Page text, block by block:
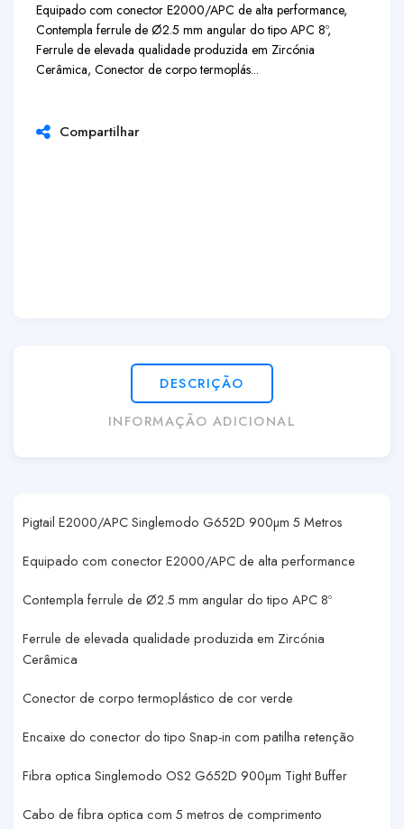
Equipado com conector E2000/APC de alta performance,
Contempla ferrule de Ø2.5 mm angular do tipo APC 8º,
Ferrule de elevada qualidade produzida em Zircónia
Cerâmica, Conector de corpo termoplás...
Compartilhar
DESCRIÇÃO
INFORMAÇÃO ADICIONAL
Pigtail E2000/APC Singlemodo G652D 900µm 5 Metros
Equipado com conector E2000/APC de alta performance
Contempla ferrule de Ø2.5 mm angular do tipo APC 8º
Ferrule de elevada qualidade produzida em Zircónia
Cerâmica
Conector de corpo termoplástico de cor verde
Encaixe do conector do tipo Snap-in com patilha retenção
Fibra optica Singlemodo OS2 G652D 900µm Tight Buffer
Cabo de fibra optica com 5 metros de comprimento